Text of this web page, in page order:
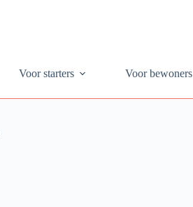
Voor starters Voor bewoners